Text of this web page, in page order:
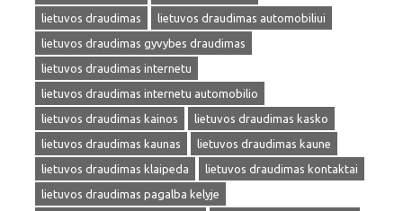
lietuvos draudimas
lietuvos draudimas automobiliui
lietuvos draudimas gyvybes draudimas
lietuvos draudimas internetu
lietuvos draudimas internetu automobilio
lietuvos draudimas kainos
lietuvos draudimas kasko
lietuvos draudimas kaunas
lietuvos draudimas kaune
lietuvos draudimas klaipeda
lietuvos draudimas kontaktai
lietuvos draudimas pagalba kelyje